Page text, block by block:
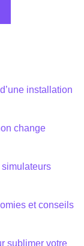
installation
change
et conseils
sublimer votre